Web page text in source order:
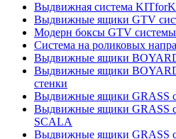
Выдвижная система
Выдвижные ящики GTV
Модерн боксы GTV
Система на роликовых
Выдвижные ящики
Выдвижные ящики
стенки
Выдвижные ящики GRASS
Выдвижные ящики GRASS
SCALA
Выдвижные ящики GRASS